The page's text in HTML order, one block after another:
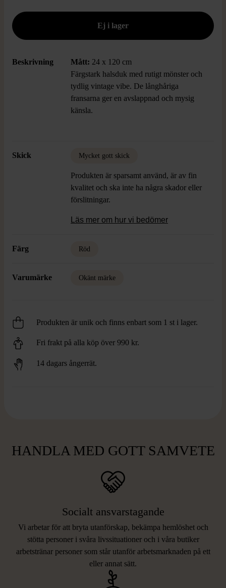
Beskrivning Mått: 24 x 120 cm
Färgstark halsduk med rutigt mönster och
tydlig vintage vibe. De långhåriga
fransarna ger en avslappnad och mysig
känsla.
Skick Mycket gott skick
Produkten är sparsamt använd, är av fin
kvalitet och ska inte ha några skador eller
förslitningar.
Läs mer om hur vi bedömer
Färg Röd
Varumärke Okänt märke
Produkten är unik och finns enbart som 1 st i lager.
Fri frakt på alla köp över 990 kr.
14 dagars ångerrät.
HANDLA MED GOTT SAMVETE
Socialt ansvarstagande
Vi arbetar för att bryta utanförskap, bekämpa hemlöshet och
stötta personer i svåra livssituationer och i våra butiker
arbetstränar personer som står utanför arbetsmarknaden på ett
eller annat sätt.